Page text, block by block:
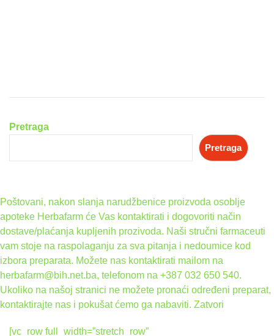
Pretraga
Pretraga
Poštovani, nakon slanja narudžbenice proizvoda osoblje
apoteke Herbafarm će Vas kontaktirati i dogovoriti način
dostave/plaćanja kupljenih prozivoda. Naši stručni farmaceuti
vam stoje na raspolaganju za sva pitanja i nedoumice kod
izbora preparata. Možete nas kontaktirati mailom na
herbafarm@bih.net.ba, telefonom na +387 032 650 540.
Ukoliko na našoj stranici ne možete pronaći određeni preparat,
kontaktirajte nas i pokušat ćemo ga nabaviti. Zatvori
[vc_row full_width=”stretch_row”